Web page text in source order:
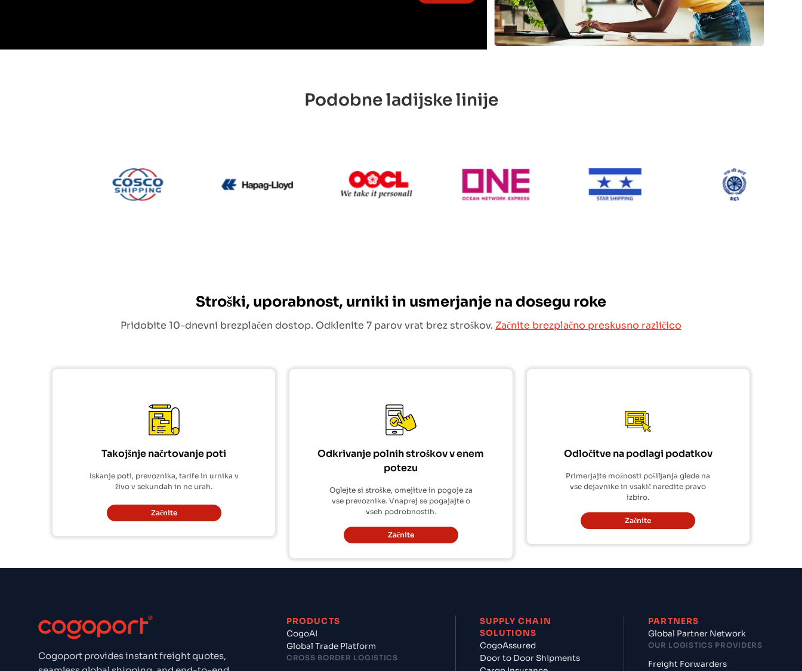
Podobne ladijske linije
ONE Line
Stroški, uporabnost, urniki in usmerjanje na dosegu roke
Pridobite 10-dnevni brezplačen dostop. Odklenite 7 parov vrat brez stroškov. Začnite brezplačno preskusno različico
Takojšnje načrtovanje poti
Iskanje poti, prevoznika, tarife in urnika v
živo v sekundah in ne urah.
Začnite
Odkrivanje polnih stroškov v enem
potezu
Oglejte si stroške, omejitve in pogoje za
vse prevoznike. Vnaprej se pogajajte o
vseh podrobnostih.
Začnite
Odločitve na podlagi podatkov
Primerjajte možnosti pošiljanja glede na
vse dejavnike in vsakič naredite pravo
izbiro.
Začnite
Cogoport provides instant freight quotes,
PRODUCTS
CogoAI
Global Trade Platform
CROSS BORDER LOGISTICS
SUPPLY CHAIN
SOLUTIONS
CogoAssured
Door to Door Shipments
PARTNERS
Global Partner Network
OUR LOGISTICS PROVIDERS
Freight Forwarders